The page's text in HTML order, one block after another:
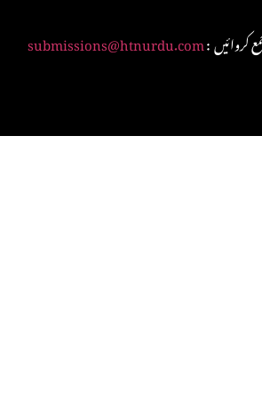
submissions@htnurdu.com کروائیں